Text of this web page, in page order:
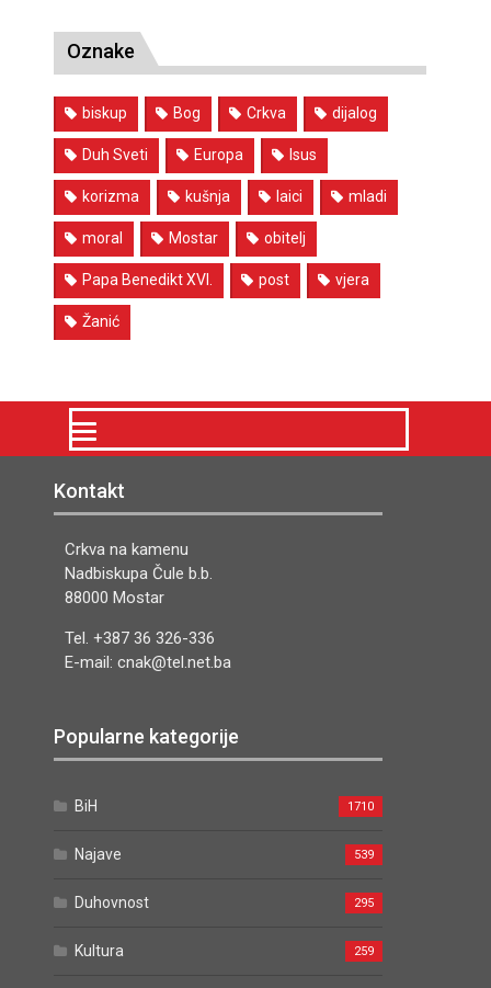
Oznake
biskup Bog Crkva dijalog
Duh Sveti Europa Isus
korizma kušnja laici mladi
moral Mostar obitelj
Papa Benedikt XVI. post vjera
Žanić
Kontakt
Crkva na kamenu
Nadbiskupa Čule b.b.
88000 Mostar
Tel. +387 36 326-336
E-mail: cnak@tel.net.ba
Popularne kategorije
BiH 1710
Najave 539
Duhovnost 295
Kultura 259